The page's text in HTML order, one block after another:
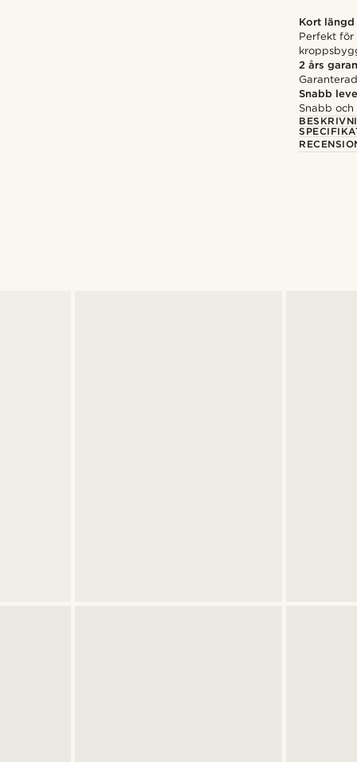
Kort längd
Perfekt för
2 års
Snabb
Snabb